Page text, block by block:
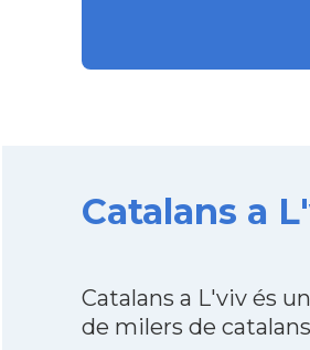
Catalans a
Catalans a L'viv és
de milers de